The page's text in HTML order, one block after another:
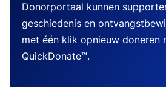
Donorportaal kunnen
geschiedenis en
met één klik opnieuw doneren
QuickDonate™.